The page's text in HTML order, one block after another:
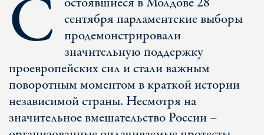
С
сентября парламентские выборы
продемонстрировали
значительную поддержку
проевропейских сил и стали важным
поворотным моментом в краткой истории
независимой страны. Несмотря на
значительное вмешательство России –